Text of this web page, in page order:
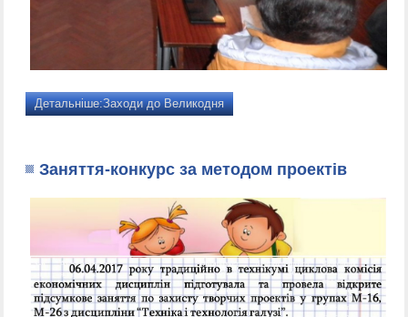
Детальніше:Заходи до Великодня
Заняття-конкурс за методом проектів